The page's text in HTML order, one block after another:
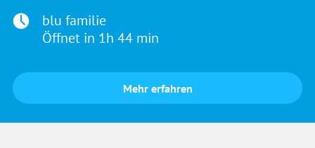
Uhrzeitblu familie
Öffnet in 1h 44 min
Mehr erfahren